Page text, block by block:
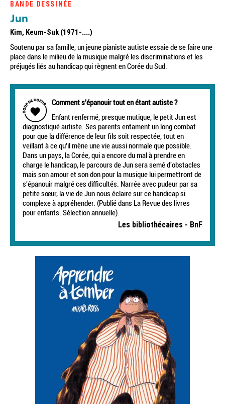
BANDE DESSINÉE
Jun
Kim, Keum-Suk (1971-....)
Soutenu par sa famille, un jeune pianiste autiste essaie de se faire une
place dans le milieu de la musique malgré les discriminations et les
préjugés liés au handicap qui règnent en Corée du Sud.
Comment s'épanouir tout en étant autiste ?
Enfant renfermé, presque mutique, le petit Jun est
diagnostiqué autiste. Ses parents entament un long combat
pour que la différence de leur fils soit respectée, tout en
veillant à ce qu'il mène une vie aussi normale que possible.
Dans un pays, la Corée, qui a encore du mal à prendre en
charge le handicap, le parcours de Jun sera semé d'obstacles
mais son amour et son don pour la musique lui permettront de
s'épanouir malgré ces difficultés. Narrée avec pudeur par sa
petite sœur, la vie de Jun nous éclaire sur ce handicap si
complexe à appréhender. (Publié dans La Revue des livres
pour enfants. Sélection annuelle).
Les bibliothécaires - BnF